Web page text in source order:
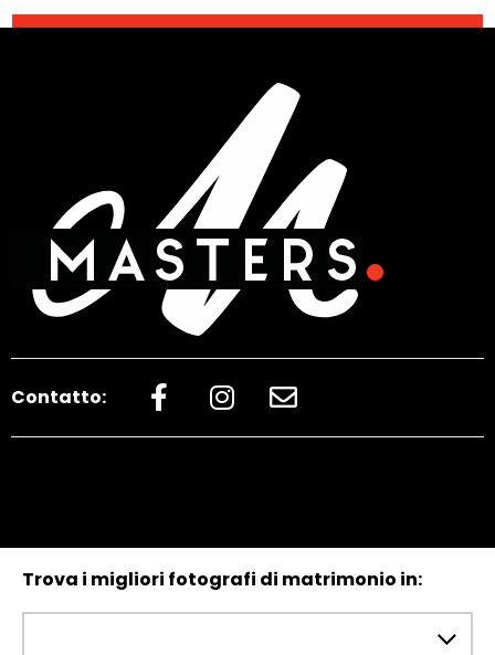
Contatto:
Trova i migliori fotografi di matrimonio in: